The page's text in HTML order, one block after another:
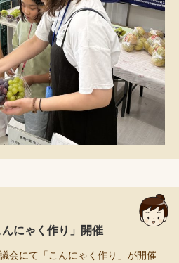
にゃく作り」開催
会にて「こんにゃく作り」が開催